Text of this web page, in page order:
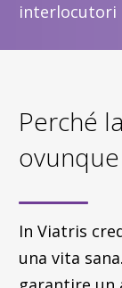
interlocutori
Perché
In Viatris
una vita